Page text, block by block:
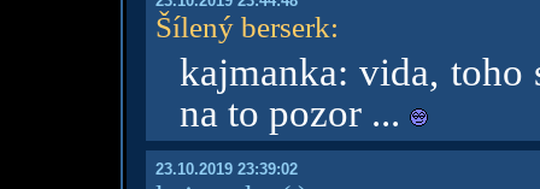
Šílený berserk:
kajmanka: vida,
na to pozor ...
23.10.2019 23:39:02